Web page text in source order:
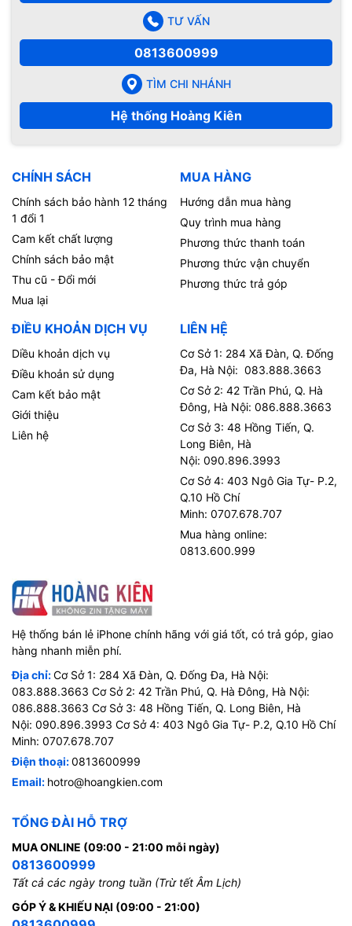
TƯ VẤN
0813600999
TÌM CHI NHÁNH
Hệ thống Hoàng Kiên
CHÍNH SÁCH
Chính sách bảo hành 12 tháng
1 đổi 1
Cam kết chất lượng
Chính sách bảo mật
Thu cũ - Đổi mới
Mua lại
MUA HÀNG
Hướng dẫn mua hàng
Quy trình mua hàng
Phương thức thanh toán
Phương thức vận chuyển
Phương thức trả góp
ĐIỀU KHOẢN DỊCH VỤ
Diều khoản dịch vụ
Điều khoản sử dụng
Cam kết bảo mật
Giới thiệu
Liên hệ
LIÊN HỆ
Cơ Sở 1: 284 Xã Đàn, Q. Đống
Đa, Hà Nội: 083.888.3663
Cơ Sở 2: 42 Trần Phú, Q. Hà
Đông, Hà Nội: 086.888.3663
Cơ Sở 3: 48 Hồng Tiến, Q.
Long Biên, Hà
Nội: 090.896.3993
Cơ Sở 4: 403 Ngô Gia Tự- P.2,
Q.10 Hồ Chí
Minh: 0707.678.707
Mua hàng online:
0813.600.999
Hệ thống bán lẻ iPhone chính hãng với giá tốt, có trả góp, giao
hàng nhanh miễn phí.
Địa chỉ:Cơ Sở 1: 284 Xã Đàn, Q. Đống Đa, Hà Nội:
083.888.3663 Cơ Sở 2: 42 Trần Phú, Q. Hà Đông, Hà Nội:
086.888.3663 Cơ Sở 3: 48 Hồng Tiến, Q. Long Biên, Hà
Nội: 090.896.3993 Cơ Sở 4: 403 Ngô Gia Tự- P.2, Q.10 Hồ Chí
Minh: 0707.678.707
Điện thoại:0813600999
Email: hotro@hoangkien.com
TỔNG ĐÀI HỖ TRỢ
MUA ONLINE (09:00 - 21:00 mỗi ngày)
0813600999
Tất cả các ngày trong tuần (Trừ tết Âm Lịch)
GÓP Ý & KHIẾU NẠI (09:00 - 21:00)